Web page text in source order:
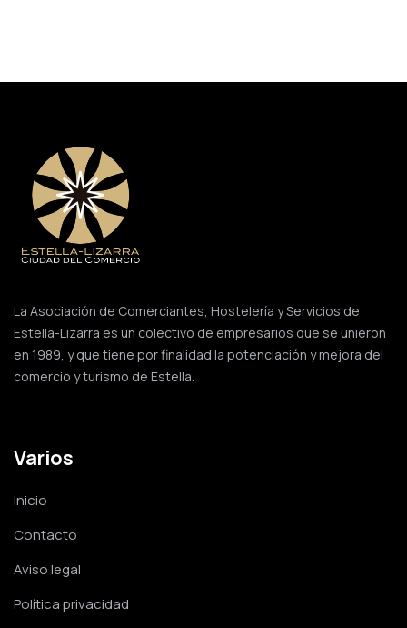
La Asociación de Comerciantes, Hostelería y Servicios de
Estella-Lizarra es un colectivo de empresarios que se unieron
en 1989, y que tiene por finalidad la potenciación y mejora del
comercio y turismo de Estella.
Varios
Inicio
Contacto
Aviso legal
Política privacidad